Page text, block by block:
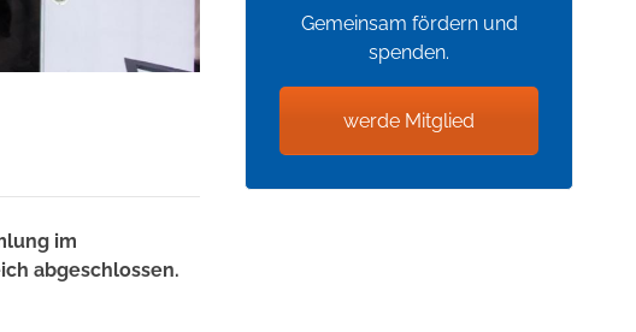
im
abgeschlossen.
Gemeinsam fördern und
spenden.
werde Mitglied